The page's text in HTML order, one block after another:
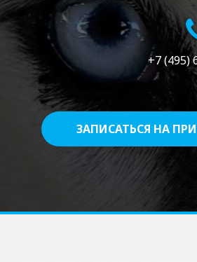
+7 (495)
ЗАПИСАТЬСЯ НА